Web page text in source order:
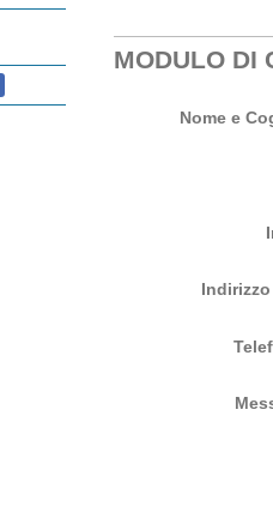
MODULO DI
Nome e